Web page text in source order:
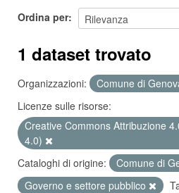
Ordina per
1 dataset trovato
Organizzazioni:
Comune di
Licenze sulle risorse:
Creative Commons Attribuzione
4.0)
Cataloghi di origine:
Comune di
Governo e settore pubblico